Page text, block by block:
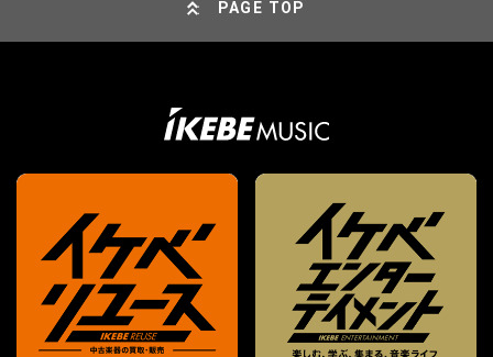
PAGE TOP